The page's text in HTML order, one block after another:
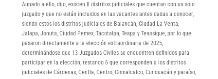
Aunado a ello, dijo, existen 8 distritos judiciales que cuentan con un solo
juzgado y que no están incluidos en las vacantes antes dadas a conocer,
siendo estos los distritos judiciales de Balancán, Ciudad La Venta,
Jalapa, Jonuta, Ciudad Pemex, Tacotalpa, Teapa y Tenosique, por lo que
pasaron directamente a la elección extraordinaria de 2025,
determinándose que 13 Juzgados Civiles se encuentren definidos para
participar en la elección, restando 6 que corresponden a los distritos
judiciales de Cárdenas, Centla, Centro, Comalcalco, Cunduacán y paraíso,